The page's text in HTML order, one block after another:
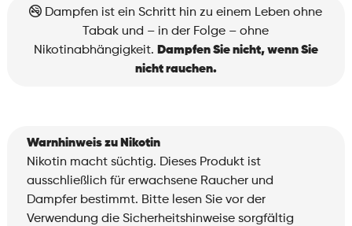
Passionfruit
Menge
Dampfen ist ein Schritt hin zu einem Leben ohne
Tabak und – in der Folge – ohne
Nikotinabhängigkeit. Dampfen Sie nicht, wenn Sie
nicht rauchen.
Warnhinweis zu Nikotin
Nikotin macht süchtig. Dieses Produkt ist
ausschließlich für erwachsene Raucher und
Dampfer bestimmt. Bitte lesen Sie vor der
Verwendung die Sicherheitshinweise sorgfältig